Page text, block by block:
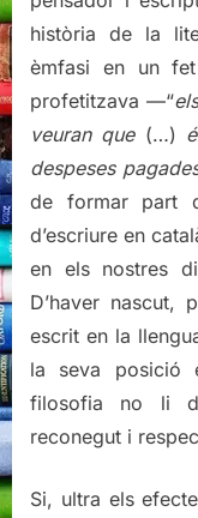
història de la
èmfasi en un
profetitzava —“
veuran que(…)
despeses
de formar part
d’escriure en
en els nostres
D’haver nascut,
escrit en la
la seva
filosofia no li
reconegut i
Si, ultra els